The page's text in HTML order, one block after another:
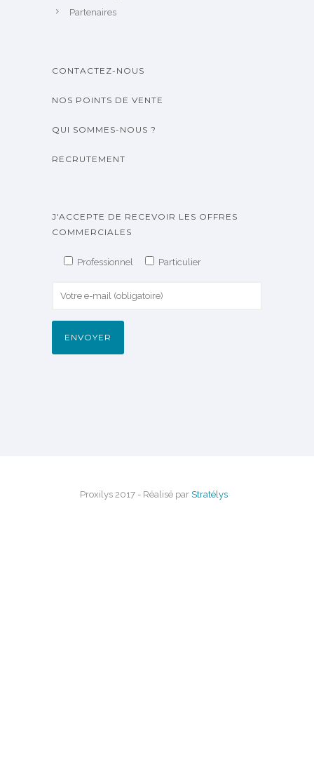
Partenaires
CONTACTEZ-NOUS
NOS POINTS DE VENTE
QUI SOMMES-NOUS ?
RECRUTEMENT
J'ACCEPTE DE RECEVOIR LES OFFRES
COMMERCIALES
Professionnel Particulier
Proxilys 2017 - Réalisé par Stratélys